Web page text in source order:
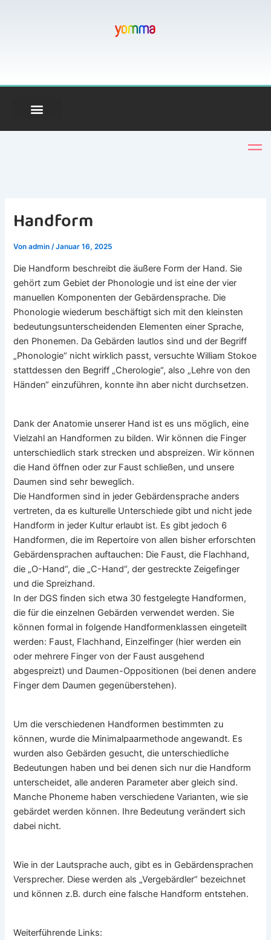
Handform
Vonadmin/Januar 16, 2025
Die Handform beschreibt die äußere Form der Hand. Sie
gehört zum Gebiet der Phonologie und ist eine der vier
manuellen Komponenten der Gebärdensprache. Die
Phonologie wiederum beschäftigt sich mit den kleinsten
bedeutungsunterscheidenden Elementen einer Sprache,
den Phonemen. Da Gebärden lautlos sind und der Begriff
„Phonologie“ nicht wirklich passt, versuchte William Stokoe
stattdessen den Begriff „Cherologie“, also „Lehre von den
Händen“ einzuführen, konnte ihn aber nicht durchsetzen.
Dank der Anatomie unserer Hand ist es uns möglich, eine
Vielzahl an Handformen zu bilden. Wir können die Finger
unterschiedlich stark strecken und abspreizen. Wir können
die Hand öffnen oder zur Faust schließen, und unsere
Daumen sind sehr beweglich.
Die Handformen sind in jeder Gebärdensprache anders
vertreten, da es kulturelle Unterschiede gibt und nicht jede
Handform in jeder Kultur erlaubt ist. Es gibt jedoch 6
Handformen, die im Repertoire von allen bisher erforschten
Gebärdensprachen auftauchen: Die Faust, die Flachhand,
die „O-Hand“, die „C-Hand“, der gestreckte Zeigefinger
und die Spreizhand.
In der DGS finden sich etwa 30 festgelegte Handformen,
die für die einzelnen Gebärden verwendet werden. Sie
können formal in folgende Handformenklassen eingeteilt
werden: Faust, Flachhand, Einzelfinger (hier werden ein
oder mehrere Finger von der Faust ausgehend
abgespreizt) und Daumen-Oppositionen (bei denen andere
Finger dem Daumen gegenüberstehen).
Um die verschiedenen Handformen bestimmten zu
können, wurde die Minimalpaarmethode angewandt. Es
wurden also Gebärden gesucht, die unterschiedliche
Bedeutungen haben und bei denen sich nur die Handform
unterscheidet, alle anderen Parameter aber gleich sind.
Manche Phoneme haben verschiedene Varianten, wie sie
gebärdet werden können. Ihre Bedeutung verändert sich
dabei nicht.
Wie in der Lautsprache auch, gibt es in Gebärdensprachen
Versprecher. Diese werden als „Vergebärdler“ bezeichnet
und können z.B. durch eine falsche Handform entstehen.
Weiterführende Links: